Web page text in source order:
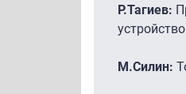
Р.Тагиев:
М.Силин: